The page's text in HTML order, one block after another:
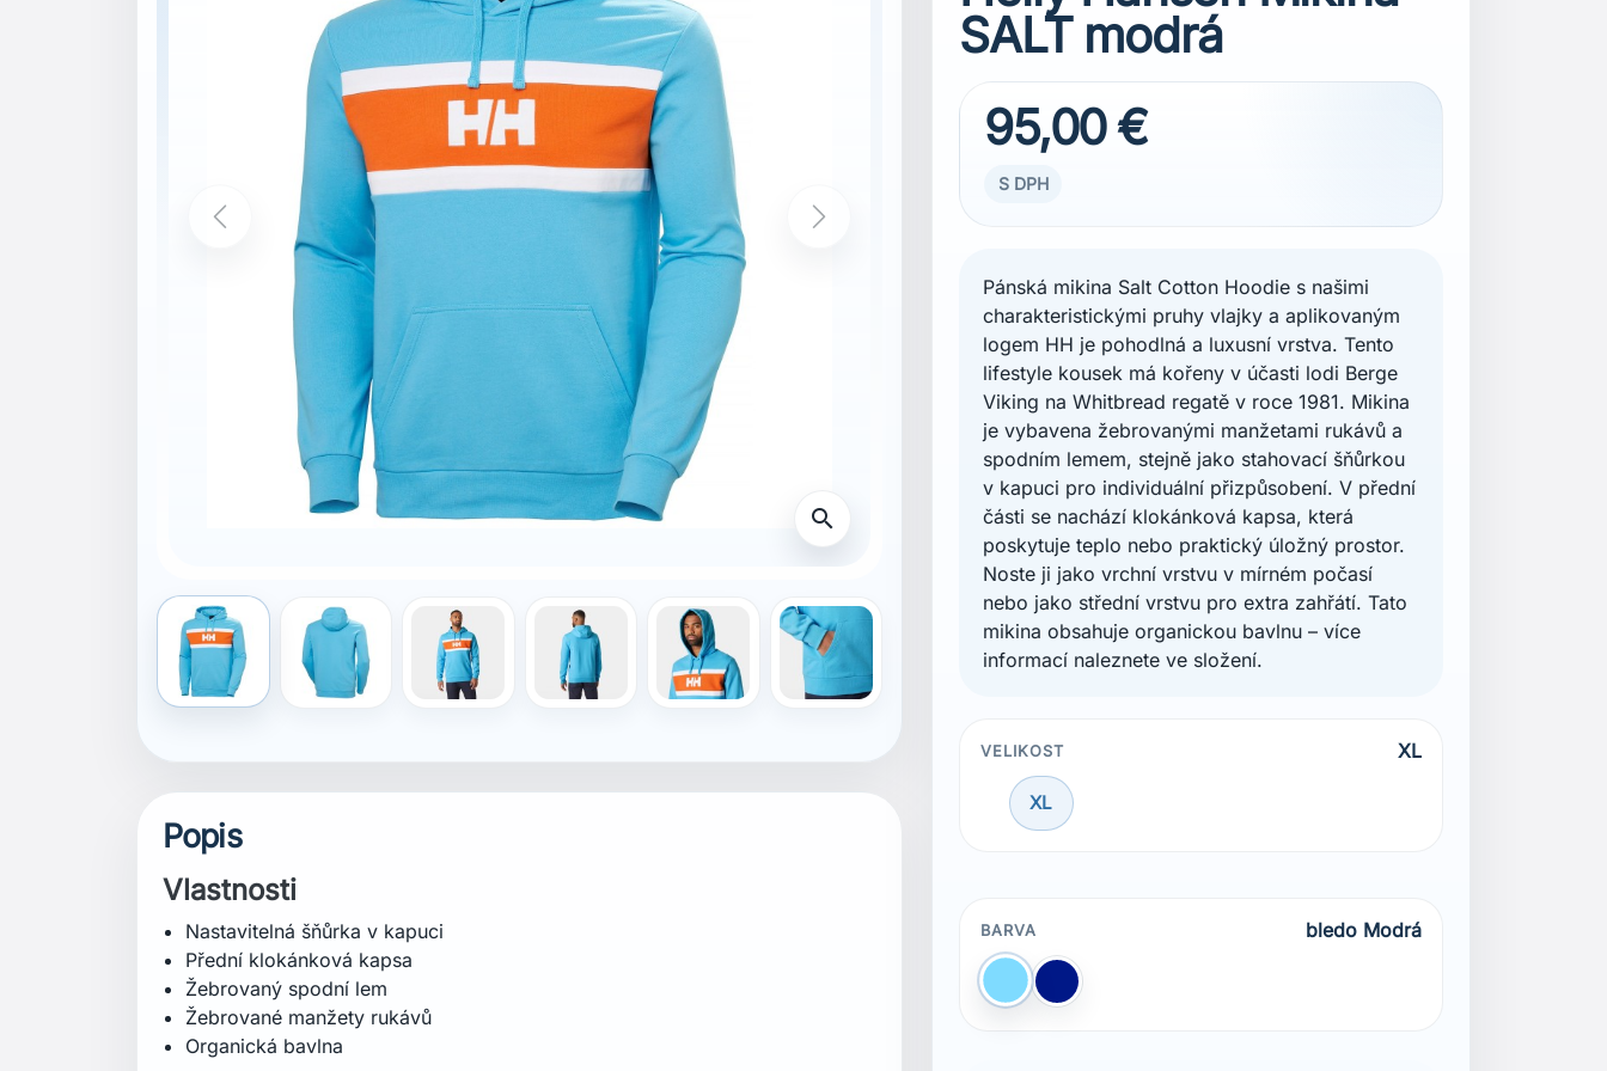
Popis
Vlastnosti
Nastavitelná šňůrka v kapuci
Přední klokánková kapsa
Žebrovaný spodní lem
Žebrované manžety rukávů
Organická bavlna
Certifikace
Organická bavlna
Střih
Hmotnost: 725,0 g
Délka zad: 72 cm
Péče o praní
Praní v pračce ve studené vodě – 30°C
Nepoužívat bělidlo
Nesušit v sušičce
Žehlit při střední teplotě
SALT modrá
95,00 €
S DPH
Pánská mikina Salt Cotton Hoodie s našimi
charakteristickými pruhy vlajky a aplikovaným
logem HH je pohodlná a luxusní vrstva. Tento
lifestyle kousek má kořeny v účasti lodi Berge
Viking na Whitbread regatě v roce 1981. Mikina
je vybavena žebrovanými manžetami rukávů a
spodním lemem, stejně jako stahovací šňůrkou
v kapuci pro individuální přizpůsobení. V přední
části se nachází klokánková kapsa, která
poskytuje teplo nebo praktický úložný prostor.
Noste ji jako vrchní vrstvu v mírném počasí
nebo jako střední vrstvu pro extra zahřátí. Tato
mikina obsahuje organickou bavlnu – více
informací naleznete ve složení.
VELIKOST XL
XL
BARVA bledo Modrá
bledo ModráModrá Navy